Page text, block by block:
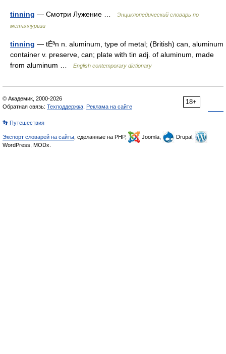
tinning — Смотри Лужение …
Энциклопедический словарь по
металлургии
tinning — tÉªn n. aluminum, type of metal; (British) can, aluminum
container v. preserve, can; plate with tin adj. of aluminum, made
from aluminum …
English contemporary dictionary
18+
© Академик, 2000-2026
Обратная связь: Техподдержка Реклама на сайте
👣 Путешествия
Экспорт словарей на сайты , сделанные на PHP, Joomla,
Drupal,
WordPress, MODx.